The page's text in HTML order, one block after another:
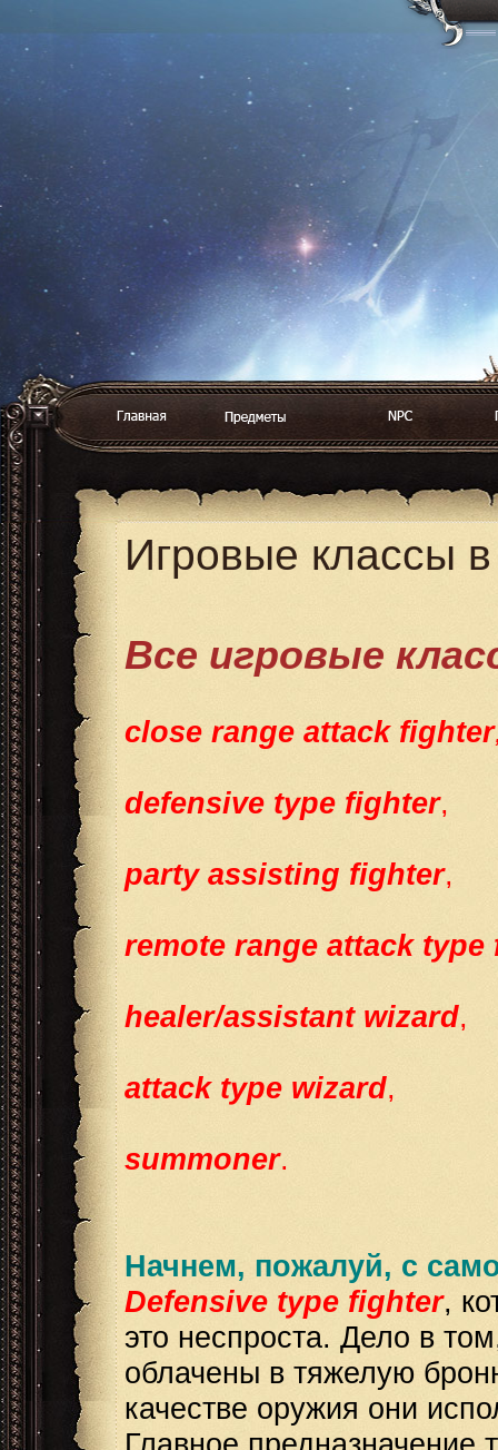
Игровые классы
Все игровые
close range attack fighter
defensive type fighter,
party assisting fighter,
remote range attack type
healer/assistant wizard,
attack type wizard,
summoner.
Начнем, пожалуй, с
Defensive type fighter,
это неспроста. Дело в
облачены в тяжелую
качестве оружия они